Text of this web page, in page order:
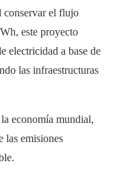
conservar el flujo
este proyecto
electricidad a base de
las infraestructuras
economía mundial,
las emisiones